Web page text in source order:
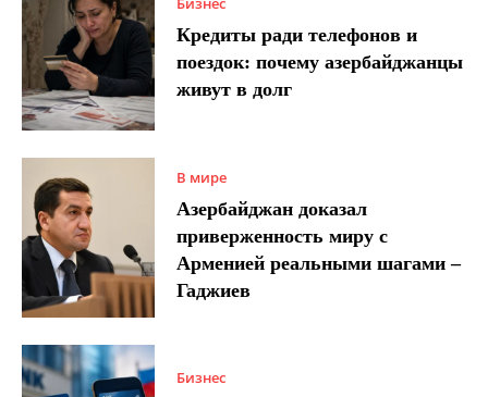
Кредиты ради телефонов и
поездок: почему азербайджанцы
живут в долг
В мире
Азербайджан доказал
приверженность миру с
Арменией реальными шагами –
Гаджиев
Бизнес